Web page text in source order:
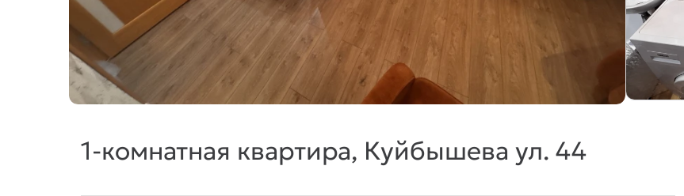
1-комнатная квартира, Куйбышева ул. 44